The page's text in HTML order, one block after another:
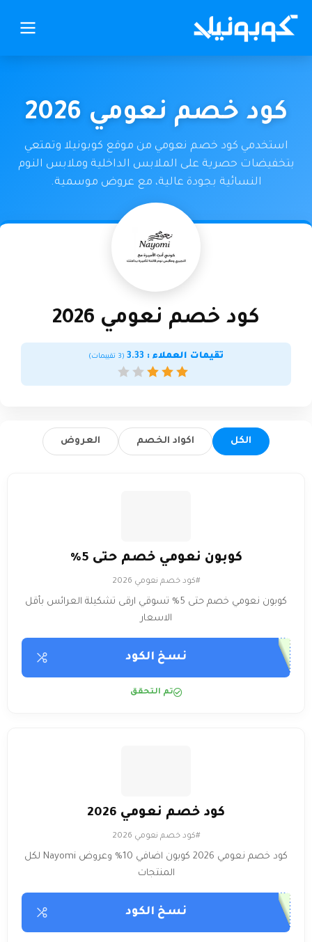
كود خصم نعومي 2026
استخدمي كود خصم نعومي من موقع كوبونيلا وتمتعي
بتخفيضات حصرية على الملابس الداخلية وملابس النوم
النسائية بجودة عالية، مع عروض موسمية.
كود خصم نعومي 2026
تقيمات العملاء : 3.33
(
3 تقييمات)
الكل اكواد الخصم العروض
كوبون نعومي خصم حتى 5%
#كود خصم نعومي 2026
كوبون نعومي خصم حتى 5% تسوقي ارقى تشكيلة العرائس بأقل
الاسعار
نسخ الكود
تم التحقق
كود خصم نعومي 2026
#كود خصم نعومي 2026
كود خصم نعومي 2026 كوبون اضافي 10% وعروض Nayomi لكل
المنتجات
نسخ الكود